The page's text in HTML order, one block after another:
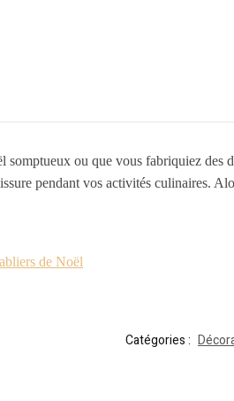
somptueux ou que vous fabriquiez
pendant vos activités culinaires.
de Noël
Catégories :